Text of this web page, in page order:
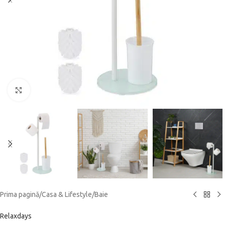
Click to enlarge
Prima pagină/Casa & Lifestyle/Baie
Relaxdays